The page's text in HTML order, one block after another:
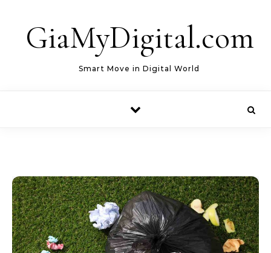
GiaMyDigital.com
Smart Move in Digital World